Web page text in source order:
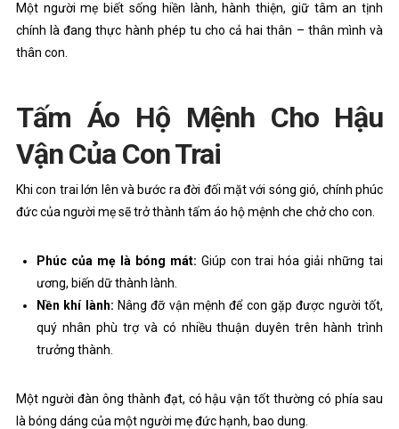
Một người mẹ biết sống hiền lành, hành thiện, giữ tâm an tịnh
chính là đang thực hành phép tu cho cả hai thân – thân mình và
thân con.
Tấm Áo Hộ Mệnh Cho Hậu
Vận Của Con Trai
Khi con trai lớn lên và bước ra đời đối mặt với sóng gió, chính phúc
đức của người mẹ sẽ trở thành tấm áo hộ mệnh che chở cho con.
Phúc của mẹ là bóng mát: Giúp con trai hóa giải những tai
ương, biến dữ thành lành.
Nền khí lành: Nâng đỡ vận mệnh để con gặp được người tốt,
quý nhân phù trợ và có nhiều thuận duyên trên hành trình
trưởng thành.
Một người đàn ông thành đạt, có hậu vận tốt thường có phía sau
là bóng dáng của một người mẹ đức hạnh, bao dung.